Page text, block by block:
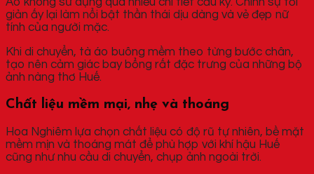
giản ấy lại làm nổi bật thần thái dịu dàng và vẻ đẹp nữ
tính của người mặc.
Khi di chuyển, tà áo buông mềm theo từng bước chân,
tạo nên cảm giác bay bổng rất đặc trưng của những bộ
ảnh nàng thơ Huế.
Chất liệu mềm mại, nhẹ và thoáng
Hoa Nghiêm lựa chọn chất liệu có độ rũ tự nhiên, bề mặt
mềm mịn và thoáng mát để phù hợp với khí hậu Huế
cũng như nhu cầu di chuyển, chụp ảnh ngoài trời.